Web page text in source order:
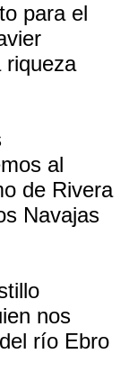
para el
riqueza
al
de Rivera
Navajas
nos
río Ebro